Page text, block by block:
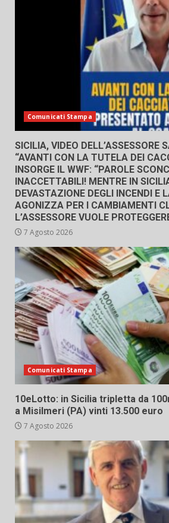
Comunicati Stampa
SICILIA, VIDEO DELL’ASSESSORE
“AVANTI CON LA TUTELA DEI
INSORGE IL WWF: “PAROLE
INACCETTABILI! MENTRE IN
DEVASTAZIONE DEGLI INCENDI E
AGONIZZA PER I CAMBIAMENTI
L’ASSESSORE VUOLE
7 Agosto 2026
Comunicati Stampa
10eLotto: in Sicilia tripletta da
a Misilmeri (PA) vinti 13.500 euro
7 Agosto 2026